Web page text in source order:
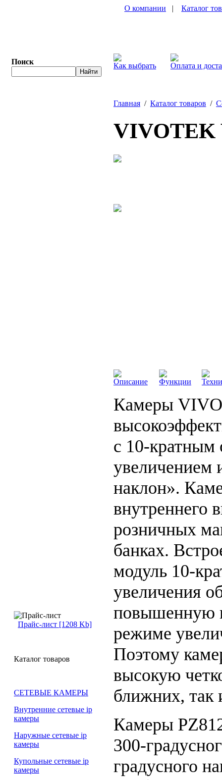
Поиск
О компании | Каталог
Как выбрать Оплата и
Прайс-лист [1208 Kb]
Каталог товаров
СЕТЕВЫЕ КАМЕРЫ
Внутренние сетевые ip
камеры
Наружные сетевые ip
камеры
Купольные сетевые ip
камеры
Главная / Каталог товаров /
VIVOTEK
Описание Функции
Камеры
с 10-кратным
увеличением
наклон».
внутреннего
розничных
банках.
модуль 10-
увеличения
повышенную
режиме
Поэтому
высокую
ближних, так
Камеры
300-
градусного